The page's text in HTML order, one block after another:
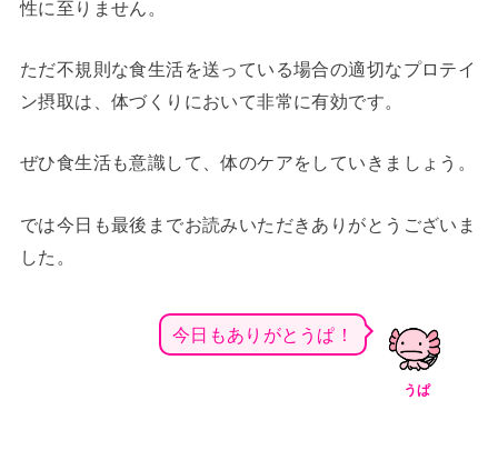
性に至りません。
ただ不規則な食生活を送っている場合の適切なプロテイ
ン摂取は、体づくりにおいて非常に有効です。
ぜひ食生活も意識して、体のケアをしていきましょう。
では今日も最後までお読みいただきありがとうございま
した。
うぱ
今日もありがとうぱ！